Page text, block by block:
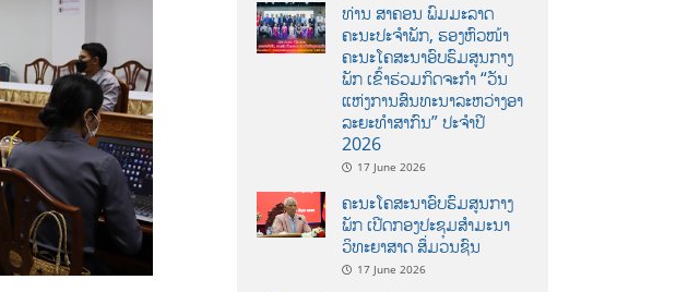
ທ່ານ ສາຄອນ ພົມມະລາດ
ຄະນະປະຈໍາພັກ, ຮອງຫົວໜ້າ
ຄະນະໂຄສະນາອົບຮົມສູນກາງ
ພັກ ເຂົ້າຮ່ວມກິດຈະກຳ “ວັນ
ແຫ່ງການສົນທະນາລະຫວ່າງອາ
ລະຍະທຳສາກົນ” ປະຈຳປີ
2026
17 June 2026
ຄະນະໂຄສະນາອົບຮົມສູນກາງ
ພັກ ເປີດກອງປະຊຸມສຳມະນາ
ວິທະຍາສາດ ສຶ່ມວນຊົນ
17 June 2026